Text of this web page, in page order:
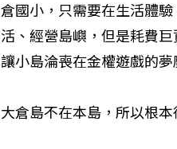
倉國小，只需要在生活體
活、經營島嶼，但是耗費
讓小島淪喪在金權遊戲的夢
大倉島不在本島，所以根